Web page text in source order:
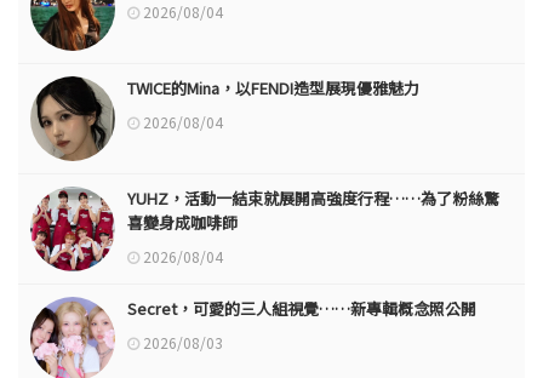
2026/08/04
TWICE的Mina，以FENDI造型展現優雅魅力
2026/08/04
YUHZ，活動一結束就展開高強度行程……為了粉絲驚
喜變身成咖啡師
2026/08/04
Secret，可愛的三人組視覺……新專輯概念照公開
2026/08/03